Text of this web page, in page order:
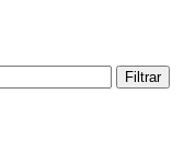
Filtrar